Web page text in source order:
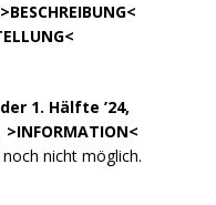
BESCHREIBUNG<
<
1. Hälfte ’24,
>INFORMATION<
noch nicht möglich.